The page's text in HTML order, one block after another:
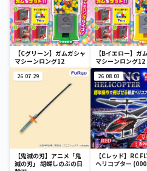
【Cグリーン】ガムガシャ
マシーンロング12
【Bイエロー】ガ
マシーンロング12
26.07.29
【鬼滅の刃】アニメ「鬼
滅の刃」 胡蝶しのぶの日
26.08.03
【Cレッド】RC
ヘリコプター